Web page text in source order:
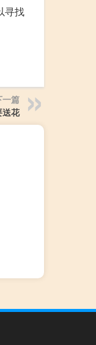
寻找
一篇
送花